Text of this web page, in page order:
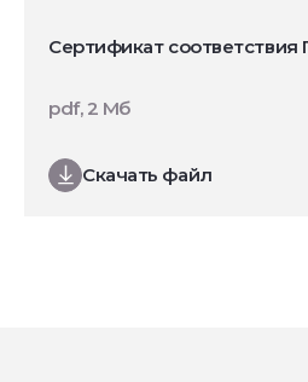
Сертификат соответствия
Скачать файл
pdf, 2 Мб